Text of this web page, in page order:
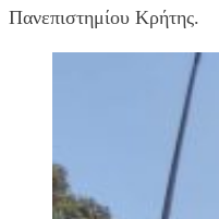
Πανεπιστημίου Κρήτης.